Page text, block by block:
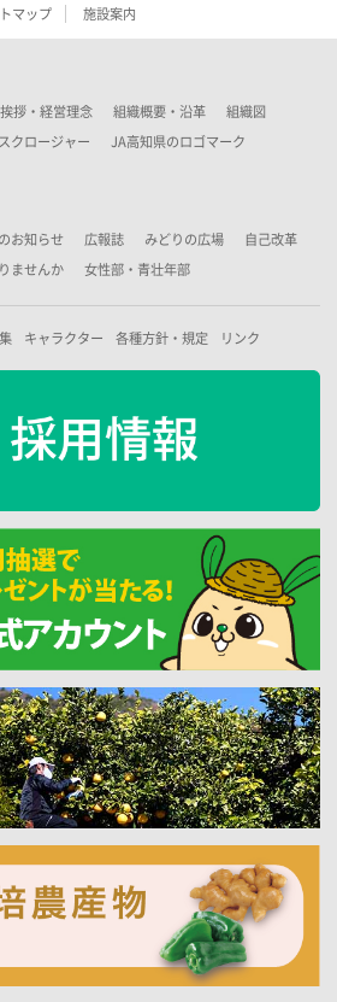
マップ 施設案内
拶・経営理念 組織概要・沿革 組織図
クロージャー JA高知県のロゴマーク
お知らせ 広報誌 みどりの広場 自己改革
ませんか 女性部・青壮年部
キャラクター 各種方針・規定 リンク